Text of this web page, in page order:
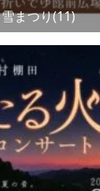
雪まつり(11)